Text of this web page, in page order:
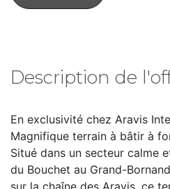
Description de
En exclusivité chez Aravis
Magnifique terrain à bâtir à
Situé dans un secteur calme
du Bouchet au Grand-
sur la chaîne des Aravis, ce